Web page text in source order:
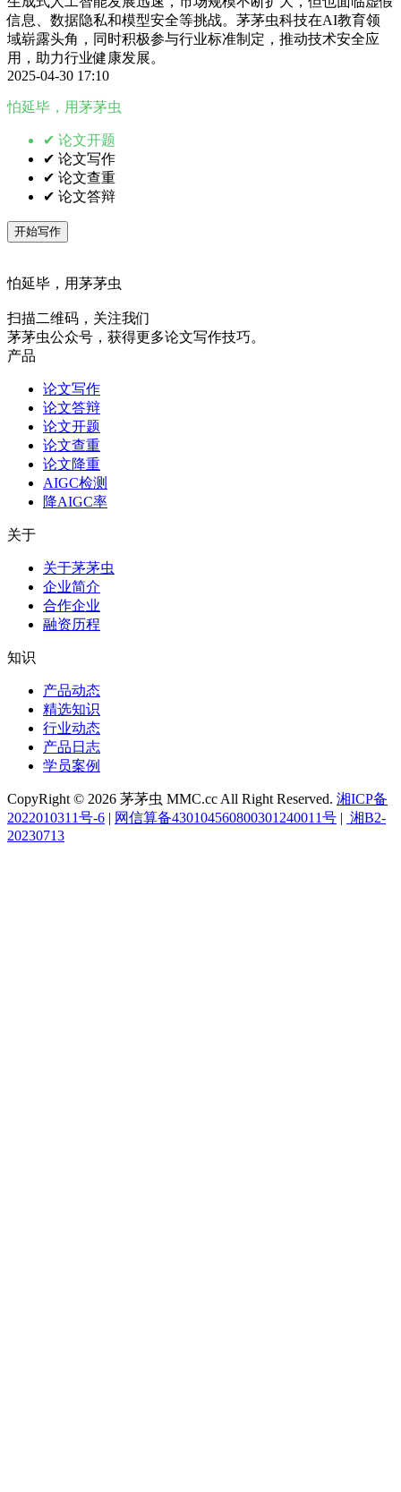
信息、数据隐私和模型安全等挑战。茅茅虫科技在AI教育领
域崭露头角，同时积极参与行业标准制定，推动技术安全应
用，助力行业健康发展。
2025-04-30 17:10
怕延毕，用茅茅虫
✔ 论文开题
✔ 论文写作
✔ 论文查重
✔ 论文答辩
开始写作
怕延毕，用茅茅虫
扫描二维码，关注我们
茅茅虫公众号，获得更多论文写作技巧。
产品
论文写作
论文答辩
论文开题
论文查重
论文降重
AIGC检测
降AIGC率
关于
关于茅茅虫
企业简介
合作企业
融资历程
知识
产品动态
精选知识
行业动态
产品日志
学员案例
CopyRight © 2026 茅茅虫 MMC.cc All Right Reserved. 湘ICP备
2022010311号-6 | 网信算备430104560800301240011号 | 湘B2-
20230713